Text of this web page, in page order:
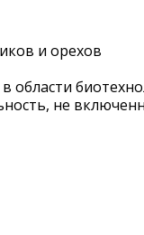
и орехов
области
не